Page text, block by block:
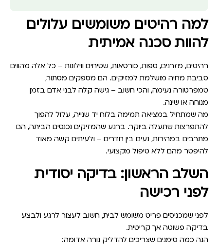
למה רהיטים משומשים עלולים
להוות סכנה אמיתית
רהיטים, מזרנים, ספות, כורסאות, שטיחים ווילונות – כל אלה מהווים
סביבת מחיה מושלמת למזיקים. הם מספקים מסתור,
טמפרטורה נעימה, והכי חשוב – גישה קלה לבני אדם בזמן
מנוחה או שינה.
מה שמתחיל במציאה תמימה בלוח יד שנייה, עלול להפוך
להתפרצות שתעלה ביוקר. ברגע שהמזיקים נכנסים הביתה, הם
מתרבים במהירות, נעים בין חדרים – ולעיתים קשה מאוד
להיפטר מהם ללא טיפול מקצועי.
השלב הראשון: בדיקה יסודית
לפני רכישה
לפני שמכניסים פריט משומש לבית, חשוב לעצור לרגע ולבצע
בדיקה פשוטה אך קריטית.
הנה כמה סימנים שצריכים להדליק נורה אדומה: